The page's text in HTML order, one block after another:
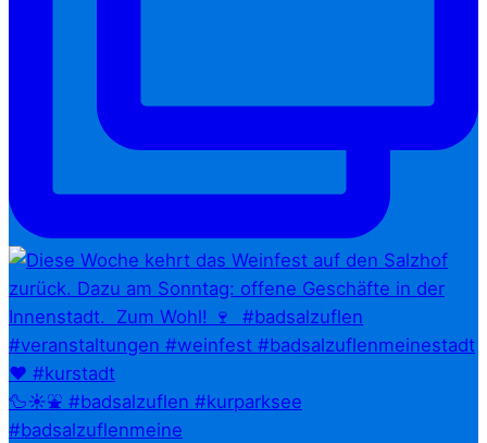
🦆☀️⛲ #badsalzuflen #kurparksee
#badsalzuflenmeine